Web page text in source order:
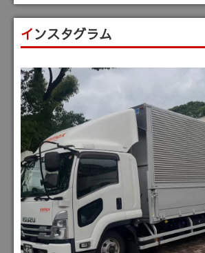
インスタグラム